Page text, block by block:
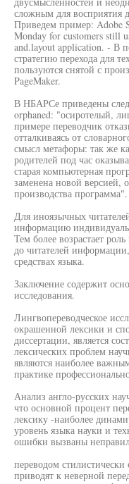
сложным для восприятия
Приведем пример: Adobe
Monday for customers still
and.layout application. - В
стратегию перехода для
пользуются снятой с
PageMaker.
В НБАРСе приведены
orphaned: "осиротелый,
примере переводчик
отталкиваясь от
смысл метафоры: так же
родителей под час
старая компьютерная
заменена новой версией,
производства программа".
Для иноязычных
информацию
Тем более возрастает
до читателей
средствах языка.
Заключение содержит
исследования.
Лингвопереводческое
окрашенной лексики и
диссертации, является
лексических проблем
являются наиболее
практике
Анализ англо-русских
что основной процент
лексику -наиболее
уровень языка науки и
ошибки вызваны
переводом
приводят к неверной